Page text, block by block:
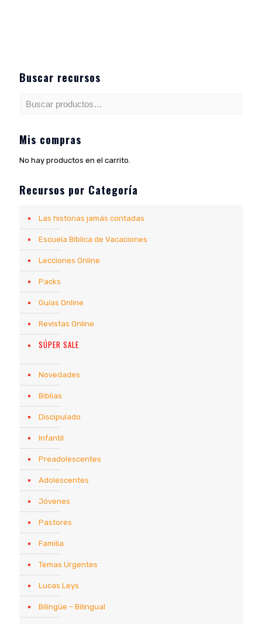
Buscar recursos
Mis compras
No hay productos en el carrito.
Recursos por Categoría
Las historias jamás contadas
Escuela Bíblica de Vacaciones
Lecciones Online
Packs
Guías Online
Revistas Online
SÚPER SALE
Novedades
Biblias
Discipulado
Infantil
Preadolescentes
Adolescentes
Jóvenes
Pastores
Familia
Temas Urgentes
Lucas Leys
Bilingüe – Bilingual